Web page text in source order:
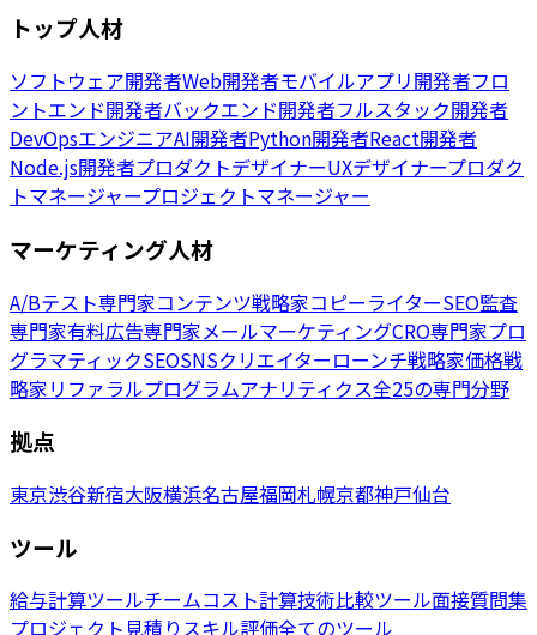
トップ人材
ソフトウェア開発者Web開発者モバイルアプリ開発者フロ
ントエンド開発者バックエンド開発者フルスタック開発者
DevOpsエンジニアAI開発者Python開発者React開発者
Node.js開発者プロダクトデザイナーUXデザイナープロダク
トマネージャープロジェクトマネージャー
マーケティング人材
A/Bテスト専門家コンテンツ戦略家コピーライターSEO監査
専門家有料広告専門家メールマーケティングCRO専門家プロ
グラマティックSEOSNSクリエイターローンチ戦略家価格戦
略家リファラルプログラムアナリティクス全25の専門分野
拠点
東京渋谷新宿大阪横浜名古屋福岡札幌京都神戸仙台
ツール
給与計算ツールチームコスト計算技術比較ツール面接質問集
プロジェクト見積り スキル評価全てのツール